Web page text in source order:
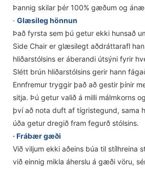
Þannig skilar þér 100% gæðum og
· Glæsileg hönnun
Það fyrsta sem þú getur ekki hunsað
Side Chair er glæsilegt aðdráttarafl
hliðarstólsins er áberandi útsýni fyrir
Slétt brún hliðarstólsins gerir hann
Ennfremur tryggir það að gestir þínir
sitja. Þú getur valið á milli málmkorns
því að nota duft af tígristegund, sama
úða getur dregið fram fegurð stólsins.
· Frábær gæði
Við viljum ekki aðeins búa til stílhreina
við einnig mikla áherslu á gæði vöru,